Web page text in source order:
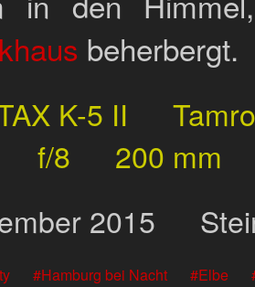
beherbergt.
K-5 II
f/8
200 mm
2015
Hamburg bei Nacht Elbe